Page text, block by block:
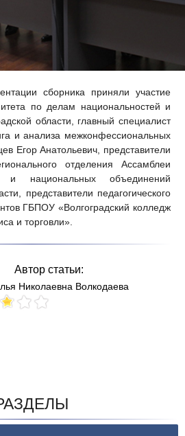
сборника приняли участие
по делам национальностей и
области, главный специалист
и анализа межконфессиональных
Егор Анатольевич, представители
отделения Ассамблеи
и национальных объединений
представители педагогического
ГБПОУ «Волгоградский колледж
и торговли».
Автор статьи:
Николаевна Волкодаева